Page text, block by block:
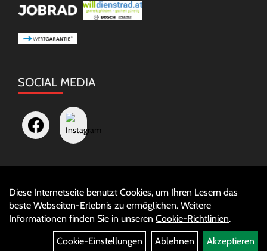
SOCIAL MEDIA
Diese Internetseite benutzt Cookies, um Ihren Lesern das
beste Webseiten-Erlebnis zu ermöglichen. Weitere
Informationen finden Sie in unseren Cookie-Richtlinien.
Cookie-Einstellungen
Ablehnen Akzeptieren
Auftrag widerrufen